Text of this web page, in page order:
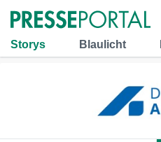
Storys Blaulicht